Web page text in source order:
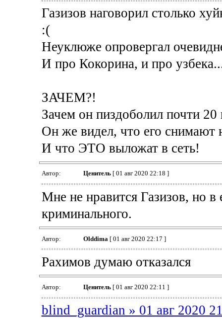
Газизов наговорил столько
:(
Неуклюже опровергал
И про Кокорина, и про
ЗАЧЕМ?!
Зачем он пиздоболил почти
Он же видел, что его снимают
И что ЭТО выложат в сеть!
Автор: Ценитель[ 01 авг 2020 22:18 ]
Мне не нравится Газизов, но
криминального.
Автор: Olddima [ 01 авг 2020 22:17 ]
Рахимов думаю отказался
Автор: Ценитель[ 01 авг 2020 22:11 ]
blind_guardian » 01 авг 2020